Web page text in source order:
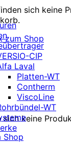
sich keine
zum Shop
sich keine
Shop
CIP
Laval
Platten-WT
Contherm
ViscoLine
WT